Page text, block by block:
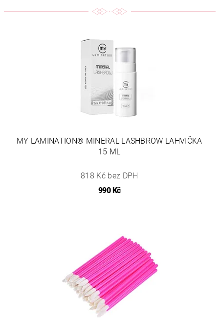
MY LAMINATION® MINERAL LASHBROW LAHVIČKA
15 ML
818 Kč bez DPH
990 Kč